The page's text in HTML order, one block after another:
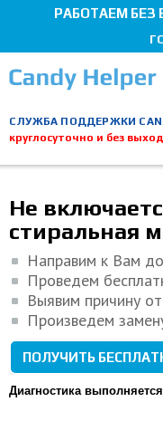
РАБОТАЕМ
СЛУЖБА ПОДДЕРЖКИ
круглосуточно и без
Стиральная машина не
Не
стиральная
Направим к Вам
Проведем
Выявим причину
Произведем
ПОЛУЧИТЬ
Диагностика